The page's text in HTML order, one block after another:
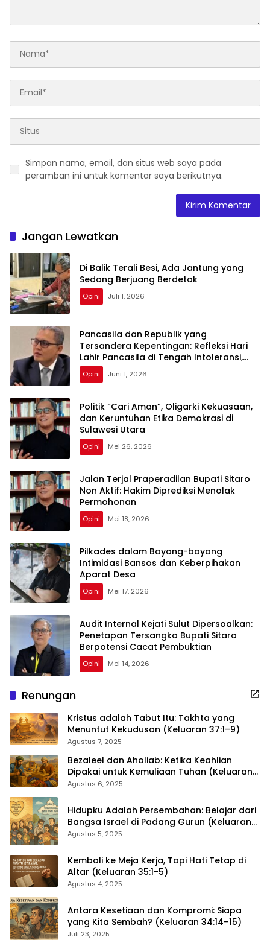
Simpan nama, email, dan situs web saya pada
peramban ini untuk komentar saya berikutnya.
Jangan Lewatkan
Di Balik Terali Besi, Ada Jantung yang
Sedang Berjuang Berdetak
Opini Juli 1, 2026
Pancasila dan Republik yang
Tersandera Kepentingan: Refleksi Hari
Lahir Pancasila di Tengah Intoleransi,
Krisis Lingkungan, dan Tekanan Ekonomi
Nasional
Opini Juni 1, 2026
Politik “Cari Aman”, Oligarki Kekuasaan,
dan Keruntuhan Etika Demokrasi di
Sulawesi Utara
Opini Mei 26, 2026
Jalan Terjal Praperadilan Bupati Sitaro
Non Aktif: Hakim Diprediksi Menolak
Permohonan
Opini Mei 18, 2026
Pilkades dalam Bayang-bayang
Intimidasi Bansos dan Keberpihakan
Aparat Desa
Opini Mei 17, 2026
Audit Internal Kejati Sulut Dipersoalkan:
Penetapan Tersangka Bupati Sitaro
Berpotensi Cacat Pembuktian
Opini Mei 14, 2026
Renungan
Kristus adalah Tabut Itu: Takhta yang
Menuntut Kekudusan (Keluaran 37:1–9)
Agustus 7, 2025
Bezaleel dan Aholiab: Ketika Keahlian
Dipakai untuk Kemuliaan Tuhan (Keluaran
36:1–7)
Agustus 6, 2025
Hidupku Adalah Persembahan: Belajar dari
Bangsa Israel di Padang Gurun (Keluaran
35:4–29)
Agustus 5, 2025
Kembali ke Meja Kerja, Tapi Hati Tetap di
Altar (Keluaran 35:1-5)
Agustus 4, 2025
Antara Kesetiaan dan Kompromi: Siapa
yang Kita Sembah? (Keluaran 34:14–15)
Juli 23, 2025